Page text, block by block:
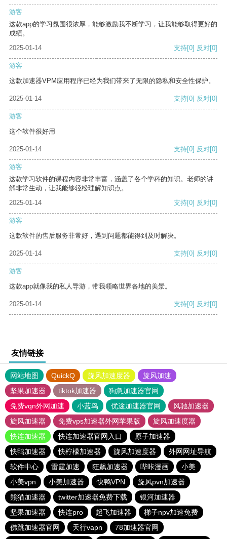
游客
这款app的学习氛围很浓厚，能够激励我不断学习，让我能够取得更好的
成绩。
2025-01-14
支持[0] 反对[0]
游客
这款加速器VPM应用程序已经为我们带来了无限的隐私和安全性保护。
2025-01-14 支持[0] 反对[0]
游客
这个软件很好用
2025-01-14 支持[0] 反对[0]
游客
这款学习软件的课程内容非常丰富，涵盖了各个学科的知识。老师的讲
解非常生动，让我能够轻松理解知识点。
2025-01-14
支持[0] 反对[0]
游客
这款软件的售后服务非常好，遇到问题都能得到及时解决。
2025-01-14 支持[0] 反对[0]
游客
这款app就像我的私人导游，带我领略世界各地的美景。
2025-01-14 支持[0] 反对[0]
友情链接
网站地图 QuickQ 旋风加速度器
旋风加速
坚果加速器
tiktok加速器
狗急加速器官网
免费vqn外网加速
小蓝鸟 优途加速器官网
风驰加速器
旋风加速器
免费vps加速器外网苹果版
旋风加速度器
快连加速器
快连加速器官网入口
原子加速器
快鸭加速器
快柠檬加速器 旋风加速度器
外网网址导航
软件中心
雷霆加速 狂飙加速器 哔咔漫画
小美
小美vpn
小美加速器 快鸭VPN
旋风pvn加速器
熊猫加速器
twitter加速器免费下载
银河加速器
坚果加速器
快连pro 起飞加速器
梯子npv加速免费
佛跳加速器官网
天行vapn
78加速器官网